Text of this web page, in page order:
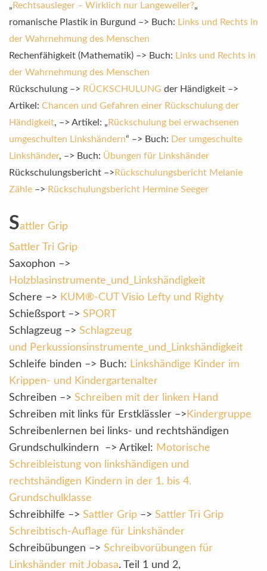
„ Rechtsausleger – Wirklich nur Langeweiler?„
romanische Plastik in Burgund –> Buch: Links und Rechts in
der Wahrnehmung des Menschen
Rechenfähigkeit (Mathematik) –> Buch: Links und Rechts in
der Wahrnehmung des Menschen
Rückschulung –> RÜCKSCHULUNG der Händigkeit –>
Artikel: Chancen und Gefahren einer Rückschulung der
Händigkeit, –> Artikel: „ Rückschulung bei erwachsenen
umgeschulten Linkshändern“ –> Buch: Der umgeschulte
Linkshänder, –> Buch: Übungen für Linkshänder
Rückschulungsbericht –> Rückschulungsbericht Melanie
Zähle –> Rückschulungsbericht Hermine Seeger
Sattler Grip
Sattler Tri Grip
Saxophon –>
Holzblasinstrumente_und_Linkshändigkeit
Schere –> KUM®-CUT Visio Lefty und Righty
Schießsport –> SPORT
Schlagzeug –> Schlagzeug
und Perkussionsinstrumente_und_Linkshändigkeit
Schleife binden –> Buch: Linkshändige Kinder im
Krippen- und Kindergartenalter
Schreiben –> Schreiben mit der linken Hand
Schreiben mit links für Erstklässler –> Kindergruppe
Schreibenlernen bei links- und rechtshändigen
Grundschulkindern –> Artikel: Motorische
Schreibleistung von linkshändigen und
rechtshändigen Kindern in der 1. bis 4.
Grundschulklasse
Schreibhilfe –> Sattler Grip –> Sattler Tri Grip
Schreibtisch-Auflage für Linkshänder
Schreibübungen –> Schreibvorübungen für
Linkshänder mit Jobasa. Teil 1 und 2,